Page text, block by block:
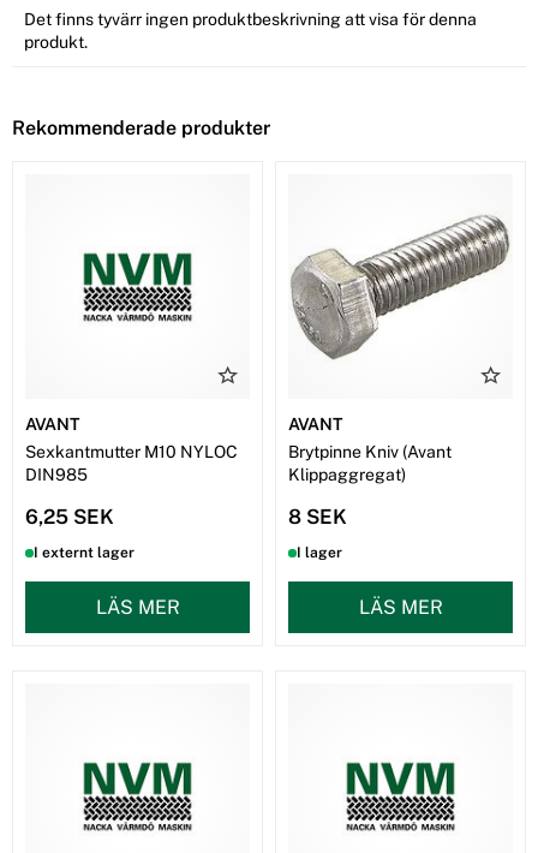
Det finns tyvärr ingen produktbeskrivning att visa för denna
produkt.
Rekommenderade produkter
AVANT
Sexkantmutter M10 NYLOC
DIN985
6,25 SEK
I externt lager
LÄS MER
AVANT
Brytpinne Kniv (Avant
Klippaggregat)
8 SEK
I lager
LÄS MER